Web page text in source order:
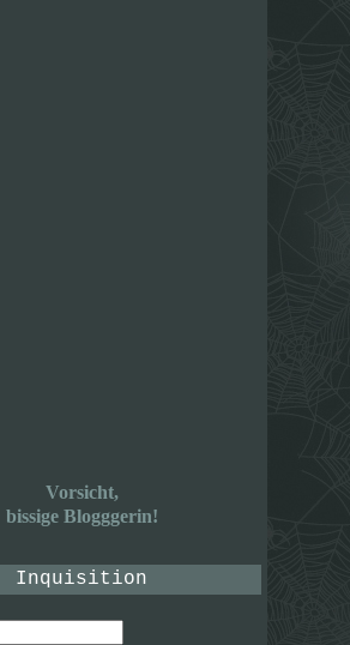
Vorsicht,
bissige Blogggerin!
Inquisition